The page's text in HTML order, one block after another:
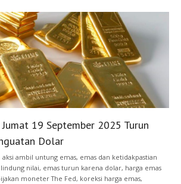
19 September 2025 Turun
Dolar
aksi ambil untung emas, emas dan ketidakpastian
lindung nilai, emas turun karena dolar, harga emas
moneter The Fed, koreksi harga emas,